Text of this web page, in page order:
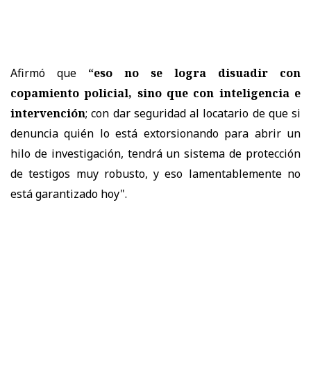
Afirmó que “eso no se logra disuadir con
copamiento policial, sino que con inteligencia e
intervención; con dar seguridad al locatario de que si
denuncia quién lo está extorsionando para abrir un
hilo de investigación, tendrá un sistema de protección
de testigos muy robusto, y eso lamentablemente no
está garantizado hoy".